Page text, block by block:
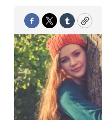
Facebook
TwitterTumblrCopy